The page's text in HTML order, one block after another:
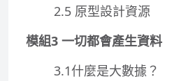
2.5 原型設計資源
模組3 一切都會產生資料
3.1什麼是大數據？